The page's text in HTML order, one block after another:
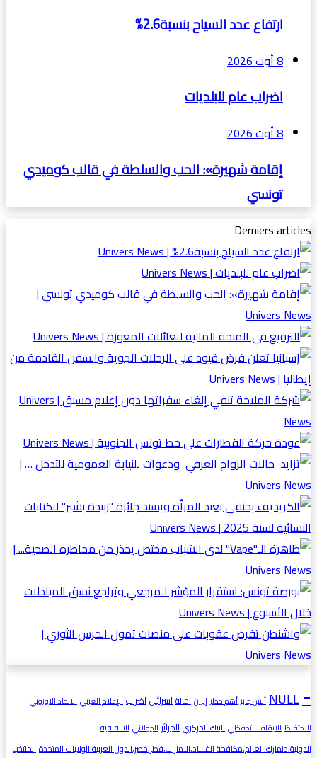
ارتفاع عدد السياح بنسبة2.6%
8 أوت 2026
اضراب عام للبلديات
8 أوت 2026
إقامة شهيرة»: الحب والسلطة في قالب كوميدي
تونسي
Derniers articles
-
NULL أنس جابر أهم خطر إيران احالةاسرائيلاضراب الإعلام العربي الاتحاد الاوروبي
الاحتفاظ الايقاف التحفظي البنك المركزيالجزائر الجولاني الشفافية
الدولية،دنمارك،العالم،مكافحة الفساد،الامارات،قطر،مصر،الدول العربية،الولايات المتحدةالمنتخب